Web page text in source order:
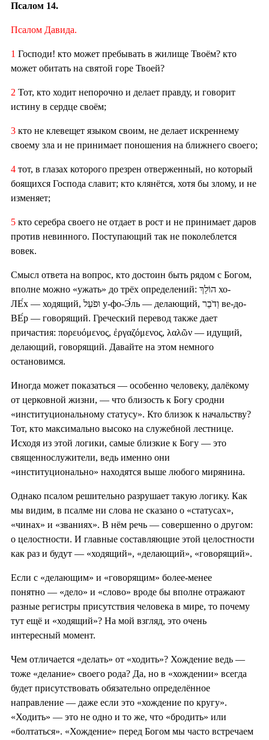
Псалом 14.
Псалом Давида.
1 Господи! кто может пребывать в жилище Твоём? кто
может обитать на святой горе Твоей?
2 Тот, кто ходит непорочно и делает правду, и говорит
истину в сердце своём;
3 кто не клевещет языком своим, не делает искреннему
своему зла и не принимает поношения на ближнего своего;
4 тот, в глазах которого презрен отверженный, но который
боящихся Господа славит; кто клянётся, хотя бы злому, и не
изменяет;
5 кто серебра своего не отдает в рост и не принимает даров
против невинного. Поступающий так не поколеблется
вовек.
Смысл ответа на вопрос, кто достоин быть рядом с Богом,
вполне можно «ужать» до трёх определений: הוֹלֵךְ хо-
ЛЕ́х — ходящий, וּפֹעֵל у-фо-Э́ль — делающий, וְדֹבֵר ве-до-
ВЕ́р — говорящий. Греческий перевод также дает
причастия: πορευόμενος, ἐργαζόμενος, λαλῶν — идущий,
делающий, говорящий. Давайте на этом немного
остановимся.
Иногда может показаться — особенно человеку, далёкому
от церковной жизни, — что близость к Богу сродни
«институциональному статусу». Кто близок к начальству?
Тот, кто максимально высоко на служебной лестнице.
Исходя из этой логики, самые близкие к Богу — это
священнослужители, ведь именно они
«институционально» находятся выше любого мирянина.
Однако псалом решительно разрушает такую логику. Как
мы видим, в псалме ни слова не сказано о «статусах»,
«чинах» и «званиях». В нём речь — совершенно о другом:
о целостности. И главные составляющие этой целостности
как раз и будут — «ходящий», «делающий», «говорящий».
Если с «делающим» и «говорящим» более-менее
понятно — «дело» и «слово» вроде бы вполне отражают
разные регистры присутствия человека в мире, то почему
тут ещё и «ходящий»? На мой взгляд, это очень
интересный момент.
Чем отличается «делать» от «ходить»? Хождение ведь —
тоже «делание» своего рода? Да, но в «хождении» всегда
будет присутствовать обязательно определённое
направление — даже если это «хождение по кругу».
«Ходить» — это не одно и то же, что «бродить» или
«болтаться». «Хождение» перед Богом мы часто встречаем